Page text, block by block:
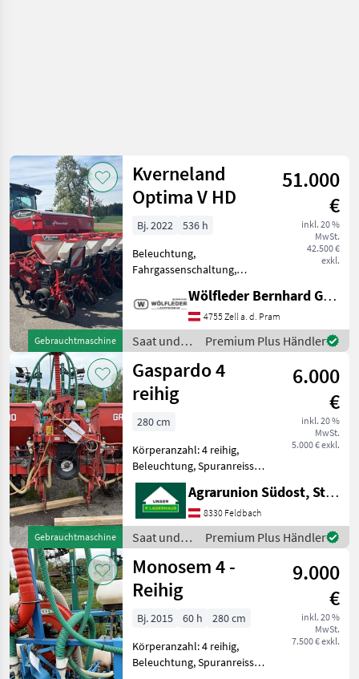
Gebrauchtmaschine
Kverneland
Optima V HD
51.000
€
inkl. 20 %
MwSt.
42.500 €
exkl.
Bj. 2022
536 h
Beleuchtung,
Fahrgassenschaltung,
Direktsaatausstattung,
Gummidruckrollen, hydr.
klappbar, pneumatisch,
Reihendüngerstreuer,
Rüben, elektr.
Überwachung - Bj. 2
Wölfleder Bernhard GmbH
4755 Zell a. d. Pram
Saat und
Pflege /
Kverneland
Premium Plus Händler
Gebrauchtmaschine
Gaspardo 4
reihig
6.000
€
inkl. 20 %
MwSt.
5.000 € exkl.
280 cm
Körperanzahl: 4 reihig,
Beleuchtung, Spuranreisser,
Gummidruckrollen, Mais,
pneumatisch,
Reihendüngerstreuer,
elektr. Überwachung 4-
reihiges Maissetzgerät der
Marke Gaspar
Agrarunion Südost, Standort Gniebing
8330 Feldbach
Saat und
Pflege /
Gaspardo
Premium Plus Händler
Monosem 4 -
Reihig
9.000
€
inkl. 20 %
MwSt.
7.500 € exkl.
Bj. 2015 60 h
280 cm
Körperanzahl: 4 reihig,
Beleuchtung, Spuranreisser,